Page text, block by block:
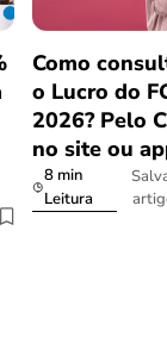
Como
o Lucro do
2026? Pelo
no site ou
8 min
Leitura